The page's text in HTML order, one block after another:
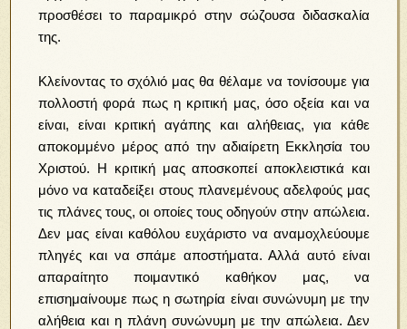
προσθέσει το παραμικρό στην σώζουσα διδασκαλία
της.
Κλείνοντας το σχόλιό μας θα θέλαμε να τονίσουμε για
πολλοστή φορά πως η κριτική μας, όσο οξεία και να
είναι, είναι κριτική αγάπης και αλήθειας, για κάθε
αποκομμένο μέρος από την αδιαίρετη Εκκλησία του
Χριστού. Η κριτική μας αποσκοπεί αποκλειστικά και
μόνο να καταδείξει στους πλανεμένους αδελφούς μας
τις πλάνες τους, οι οποίες τους οδηγούν στην απώλεια.
Δεν μας είναι καθόλου ευχάριστο να αναμοχλεύουμε
πληγές και να σπάμε αποστήματα. Αλλά αυτό είναι
απαραίτητο ποιμαντικό καθήκον μας, να
επισημαίνουμε πως η σωτηρία είναι συνώνυμη με την
αλήθεια και η πλάνη συνώνυμη με την απώλεια. Δεν